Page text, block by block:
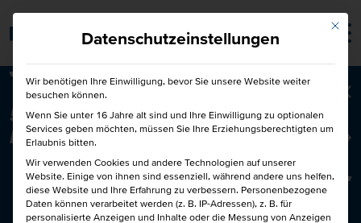
Barrierefrei
50€ für Dich und 50€ für einen
Freund!
Freunde werben Freunde
EINFÜHRUNGSKURS ZOLL
Mit
Datenschutzeinstellungen
Wir benötigen Ihre Einwilligung, bevor Sie unsere Website weiter
besuchen können.
Wenn Sie unter 16 Jahre alt sind und Ihre Einwilligung zu optionalen
Services geben möchten, müssen Sie Ihre Erziehungsberechtigten um
Erlaubnis bitten.
Wir verwenden Cookies und andere Technologien auf unserer
Website. Einige von ihnen sind essenziell, während andere uns helfen,
diese Website und Ihre Erfahrung zu verbessern. Personenbezogene
Daten können verarbeitet werden (z. B. IP-Adressen), z. B. für
personalisierte Anzeigen und Inhalte oder die Messung von Anzeigen